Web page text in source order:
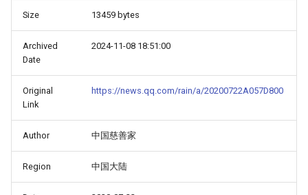
Size 13459 bytes
Archived
Date
2024-11-08 18:51:00
Original
Link
https://news.qq.com/rain/a/20200722A057D800
Author 中国慈善家
Region 中国大陆